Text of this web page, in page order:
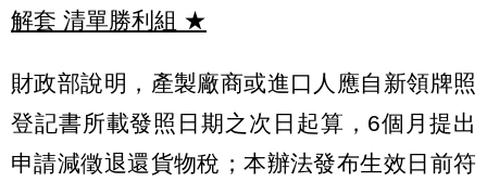
解套 清單勝利組 ★
財政部說明，產製廠商或進口人應自新領牌照
登記書所載發照日期之次日起算，6個月提出
申請減徵退還貨物稅；本辦法發布生效日前符